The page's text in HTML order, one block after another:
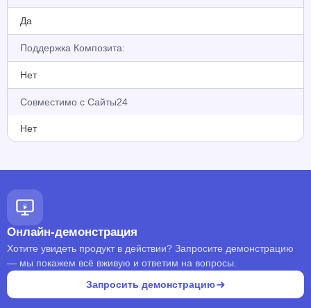
Да
Поддержка Композита:
Нет
Совместимо с Сайты24
Нет
Онлайн-демонстрация
Хотите увидеть продукт в действии? Запросите демонстрацию
— мы покажем всё вживую и ответим на вопросы.
Запросить демонстрацию